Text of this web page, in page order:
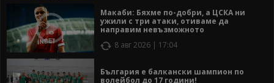
Макаби: Бяхме по-добри, а ЦСКА ни
ужили с три атаки, отиваме да
направим невъзможното
8 авг 2026 | 17:04
България е балкански шампион по
волейбол до 17 години!